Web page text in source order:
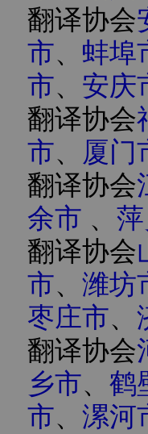
翻译协会
市、 蚌埠
市、 安庆
翻译协会
市、 厦门
翻译协会
余市 、
翻译协会
市、 潍坊
枣庄市、
翻译协会
乡市、 鹤
市、 漯河